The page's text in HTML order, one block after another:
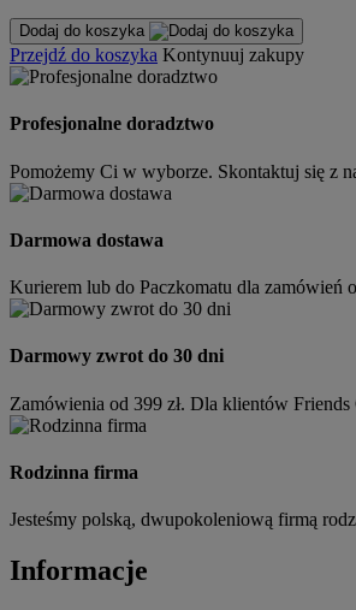
Dodaj do koszyka
Przejdź do koszyka Kontynuuj zakupy
Profesjonalne doradztwo
Pomożemy Ci w wyborze. Skontaktuj się z
Darmowa dostawa
Kurierem lub do Paczkomatu dla zamówień
Darmowy zwrot do 30 dni
Zamówienia od 399 zł. Dla klientów Friends
Rodzinna firma
Jesteśmy polską, dwupokoleniową firmą
Informacje